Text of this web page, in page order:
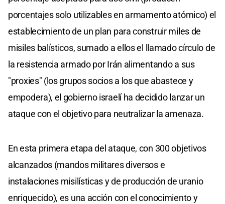
porcentajes solo utilizables en armamento atómico) el
establecimiento de un plan para construir miles de
misiles balísticos, sumado a ellos el llamado círculo de
la resistencia armado por Irán alimentando a sus
"proxies" (los grupos socios a los que abastece y
empodera), el gobierno israelí ha decidido lanzar un
ataque con el objetivo para neutralizar la amenaza.
En esta primera etapa del ataque, con 300 objetivos
alcanzados (mandos militares diversos e
instalaciones misilísticas y de producción de uranio
enriquecido), es una acción con el conocimiento y